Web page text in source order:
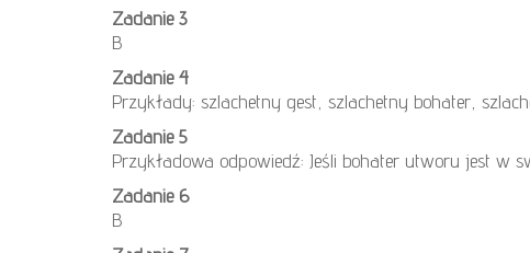
Zadanie 3
B
Zadanie 4
Przykłady: szlachetny gest, szlachetny bohater,
Zadanie 5
Przykładowa odpowiedź: Jeśli bohater utworu jest w
Zadanie 6
B